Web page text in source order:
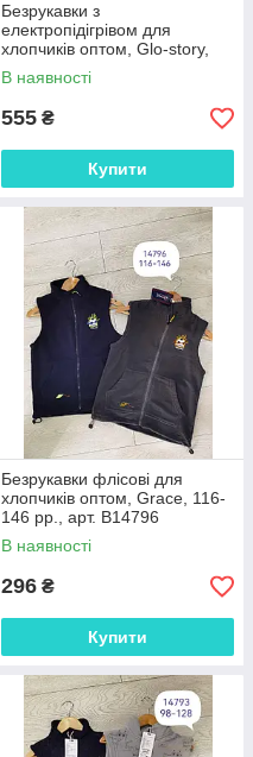
Безрукавки з
електропідігрівом для
хлопчиків оптом, Glo-story,
140-170 см, арт. BMJ-3191
В наявності
555 ₴
Купити
Безрукавки флісові для
хлопчиків оптом, Grace, 116-
146 рр., арт. B14796
В наявності
296 ₴
Купити